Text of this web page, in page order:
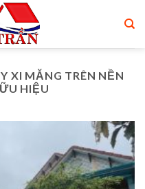
XI MĂNG TRÊN NỀN
HIỆU